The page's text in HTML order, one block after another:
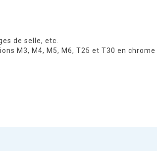
de selle, etc.
M3, M4, M5, M6, T25 et T30 en chrome